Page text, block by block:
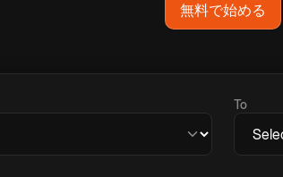
無料で始める
To